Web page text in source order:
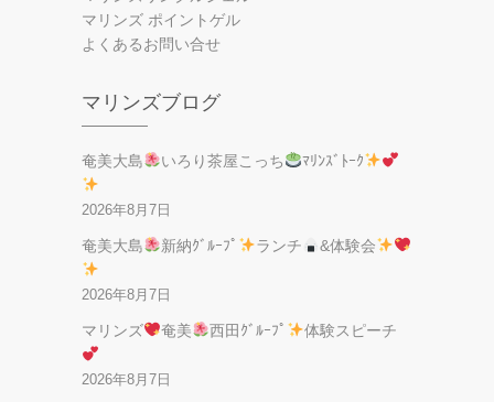
マリンズ ポイントゲル
よくあるお問い合せ
マリンズブログ
奄美大島 いろり茶屋こっち ﾏﾘﾝｽﾞﾄｰｸ
2026年8月7日
奄美大島 新納ｸﾞﾙｰﾌﾟ ランチ &体験会
2026年8月7日
マリンズ 奄美 西田ｸﾞﾙｰﾌﾟ 体験スピーチ
2026年8月7日